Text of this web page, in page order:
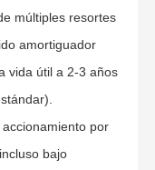
múltiples resortes
amortiguador
vida útil a 2-3 años
por
bajo